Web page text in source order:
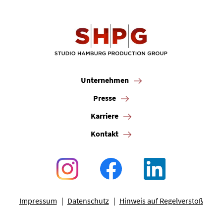
Unternehmen
Presse
Karriere
Kontakt
Impressum Datenschutz
Hinweis auf Regelverstoß